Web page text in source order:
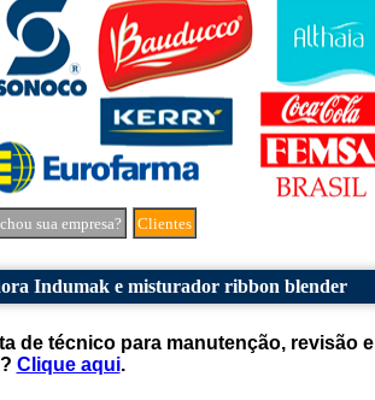
sua empresa? Clientes
Indumak e misturador ribbon blender
de técnico para manutenção, revisão e
Clique aqui.